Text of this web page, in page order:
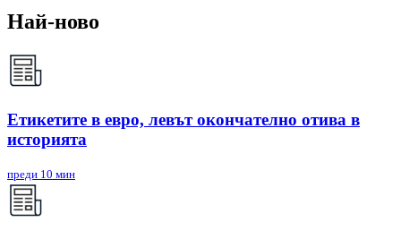
Най-ново
Етикетите в евро, левът окончателно отива в
историята
преди 10 мин